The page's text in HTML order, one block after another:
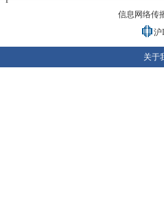
信息网络传
沪
关于